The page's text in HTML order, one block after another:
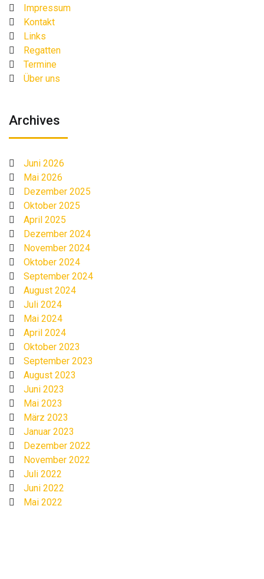
Impressum
Kontakt
Links
Regatten
Termine
Über uns
Archives
Juni 2026
Mai 2026
Dezember 2025
Oktober 2025
April 2025
Dezember 2024
November 2024
Oktober 2024
September 2024
August 2024
Juli 2024
Mai 2024
April 2024
Oktober 2023
September 2023
August 2023
Juni 2023
Mai 2023
März 2023
Januar 2023
Dezember 2022
November 2022
Juli 2022
Juni 2022
Mai 2022